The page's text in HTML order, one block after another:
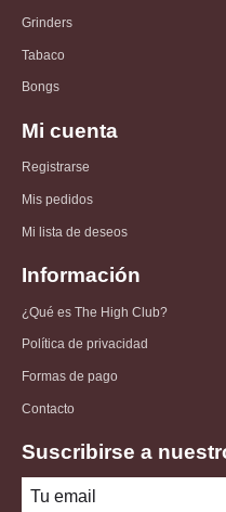
Grinders
Tabaco
Bongs
Mi cuenta
Registrarse
Mis pedidos
Mi lista de deseos
Información
¿Qué es The High Club?
Política de privacidad
Formas de pago
Contacto
Suscribirse a